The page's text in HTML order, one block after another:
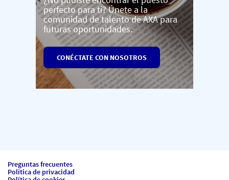
perfecto para ti? Únete a la
comunidad de talento de AXA para
futuras oportunidades.
CONÉCTATE CON NOSOTROS
Preguntas frecuentes
Política de privacidad